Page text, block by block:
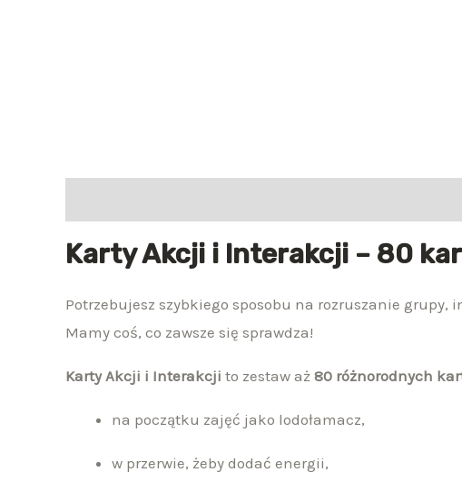
Karty Akcji i Interakcji – 80
Potrzebujesz szybkiego sposobu na rozruszanie grupy,
Mamy coś, co zawsze się sprawdza!
Karty Akcji i Interakcji to zestaw aż 80 różnorodnych
na początku zajęć jako lodołamacz,
w przerwie, żeby dodać energii,